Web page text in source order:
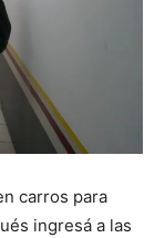
carros para
ingresá a las